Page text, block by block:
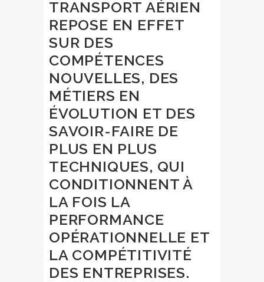
TRANSPORT AÉRIEN
REPOSE EN EFFET
SUR DES
COMPÉTENCES
NOUVELLES, DES
MÉTIERS EN
ÉVOLUTION ET DES
SAVOIR-FAIRE DE
PLUS EN PLUS
TECHNIQUES, QUI
CONDITIONNENT À
LA FOIS LA
PERFORMANCE
OPÉRATIONNELLE ET
LA COMPÉTITIVITÉ
DES ENTREPRISES.